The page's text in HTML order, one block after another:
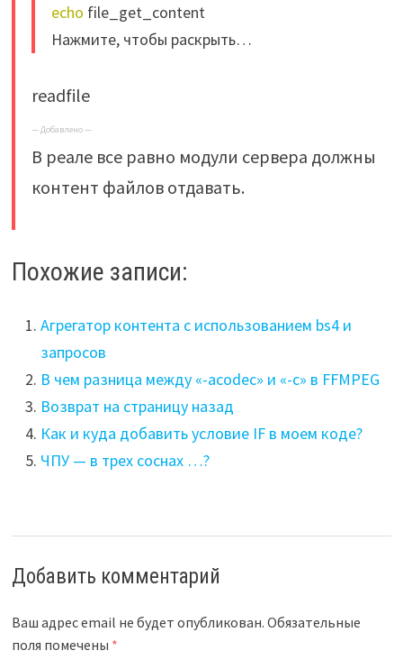
echo file_get_content
Нажмите, чтобы раскрыть…
readfile
— Добавлено —
В реале все равно модули сервера должны
контент файлов отдавать.
Похожие записи:
Агрегатор контента с использованием bs4 и
запросов
В чем разница между «-acodec» и «-c» в FFMPEG
Возврат на страницу назад
Как и куда добавить условие IF в моем коде?
ЧПУ — в трех соснах …?
Добавить комментарий
Ваш адрес email не будет опубликован. Обязательные
поля помечены *